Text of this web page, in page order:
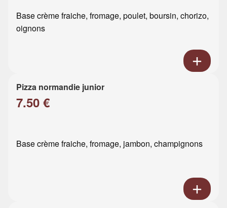
Base crème fraiche, fromage, poulet, boursin, chorizo,
oignons
Pizza normandie junior
7.50 €
Base crème fraiche, fromage, jambon, champignons